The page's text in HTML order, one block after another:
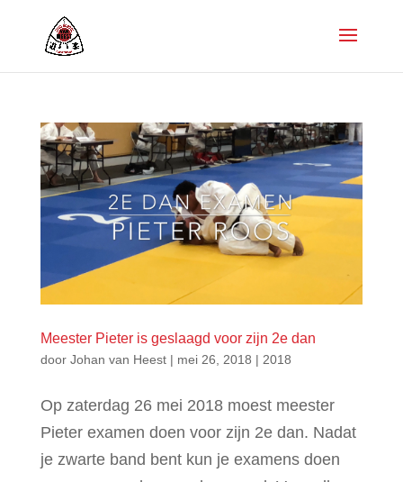
Meester Pieter is geslaagd voor zijn 2e dan
door Johan van Heest| mei 26, 2018 | 2018
Op zaterdag 26 mei 2018 moest meester
Pieter examen doen voor zijn 2e dan. Nadat
je zwarte band bent kun je examens doen